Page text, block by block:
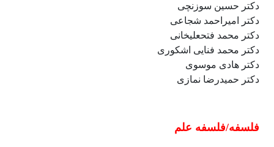
دکتر حسین سوزنچی
دکتر امیراحمد شجاعی
دکتر محمد فتحعلیخانی
دکتر محمد فنایی اشکوری
دکتر هادی موسوی
دکتر حمیدرضا نمازی
فلسفه/فلسفه علم